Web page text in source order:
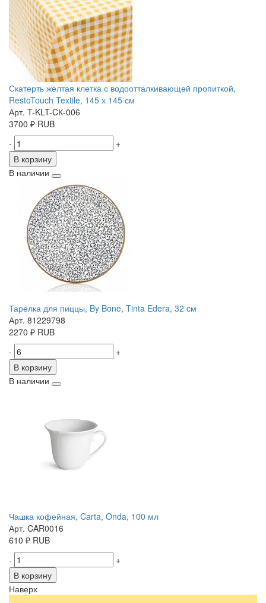
Скатерть желтая клетка с водоотталкивающей пропиткой,
RestoTouch Textile, 145 х 145 см
Арт. T-KLT-CК-006
3700 ₽ RUB
-
+
В корзину
В наличии
Тарелка для пиццы, By Bone, Tinta Edera, 32 cм
Арт. 81229798
2270 ₽ RUB
-
+
В корзину
В наличии
Чашка кофейная, Carta, Onda, 100 мл
Арт. CAR0016
610 ₽ RUB
-
+
В корзину
Наверх